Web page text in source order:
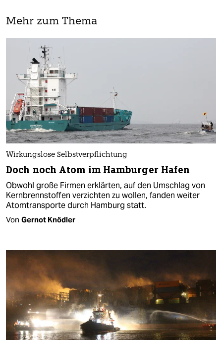
Mehr zum Thema
Wirkungslose Selbstverpflichtung
Doch noch Atom im Hamburger Hafen
Obwohl große Firmen erklärten, auf den Umschlag von
Kernbrennstoffen verzichten zu wollen, fanden weiter
Atomtransporte durch Hamburg statt.
Von Gernot Knödler